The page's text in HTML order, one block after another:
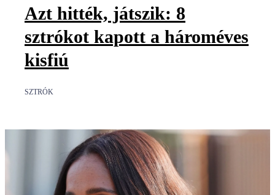
Azt hitték, játszik: 8
sztrókot kapott a hároméves
kisfiú
SZTRÓK